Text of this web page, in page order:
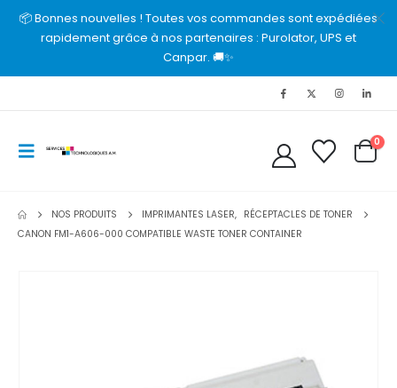
📦 Bonnes nouvelles ! Toutes vos commandes sont expédiées
rapidement grâce à nos partenaires : Purolator, UPS et
Canpar. 🚚✨
0
NOS PRODUITS IMPRIMANTES LASER, RÉCEPTACLES DE TONER
CANON FM1-A606-000 COMPATIBLE WASTE TONER CONTAINER